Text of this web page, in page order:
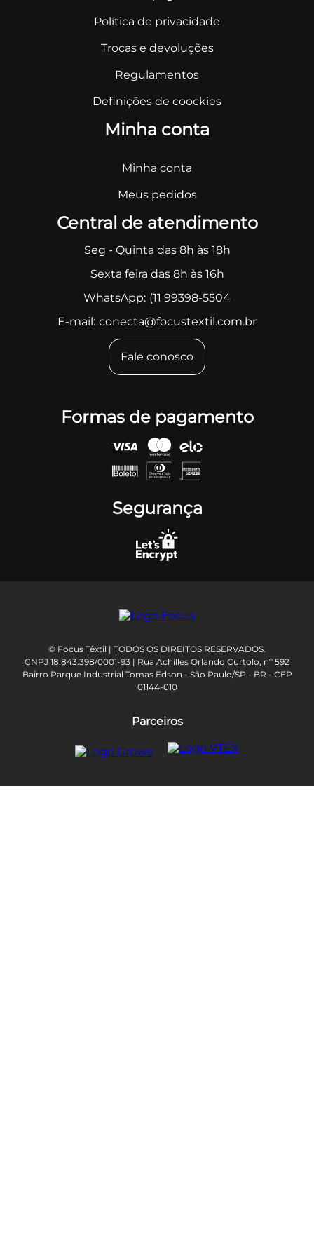
Política de privacidade
Trocas e devoluções
Regulamentos
Definições de coockies
Minha conta
Minha conta
Meus pedidos
Central de atendimento
Seg - Quinta das 8h às 18h
Sexta feira das 8h às 16h
WhatsApp: (11 99398-5504
E-mail: conecta@focustextil.com.br
Fale conosco
Formas de pagamento
Segurança
© Focus Têxtil | TODOS OS DIREITOS RESERVADOS.
CNPJ 18.843.398/0001-93 | Rua Achilles Orlando Curtolo, nº 592
Bairro Parque Industrial Tomas Edson - São Paulo/SP - BR - CEP
01144-010
Parceiros